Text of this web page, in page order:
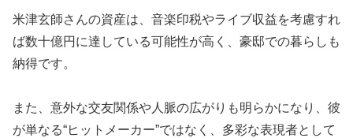
米津玄師さんの資産は、音楽印税やライブ収益を考慮すれ
ば数十億円に達している可能性が高く、豪邸での暮らしも
納得です。
また、意外な交友関係や人脈の広がりも明らかになり、彼
が単なる“ヒットメーカー”ではなく、多彩な表現者として